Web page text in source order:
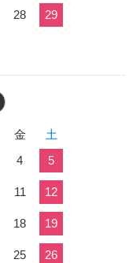
28 29
金
土
4 5
11 12
18 19
25 26